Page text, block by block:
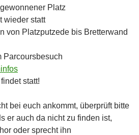
Platz
wieder statt
von Platzputzede bis Bretterwand
Parcoursbesuch
findet statt!
bei euch ankommt, überprüft bitte
er auch da nicht zu finden ist,
oder sprecht ihn